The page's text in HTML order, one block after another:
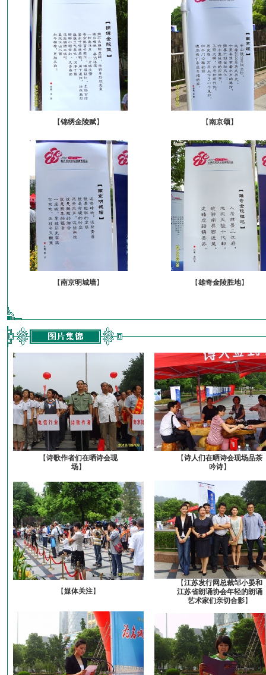
【锦绣金陵赋】 【南京颂】
【南京明城墙】 【雄奇金陵胜地】
【诗歌作者们在晒诗会现
场】
【诗人们在晒诗会现场品茶
吟诗】
【媒体关注】
【江苏发行网总裁邹小晏和
江苏省朗诵协会年轻的朗诵
艺术家们亲切合影】